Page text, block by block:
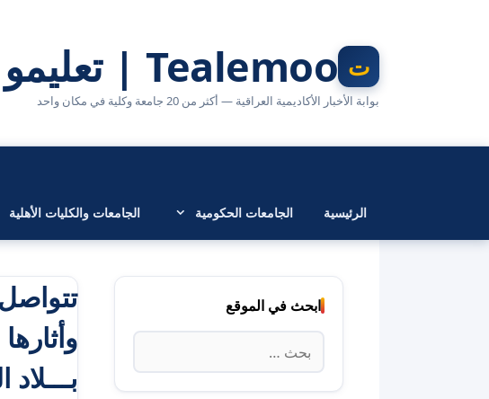
Tealemoo | تعليمو
بوابة الأخبار الأكاديمية العراقية — أكثر من 20 جامعة وكلية في مكان واحد
الرئيسية الجامعات الحكومية الجامعات والكليات الأهلية
ابحث في الموقع
البحث
عن: